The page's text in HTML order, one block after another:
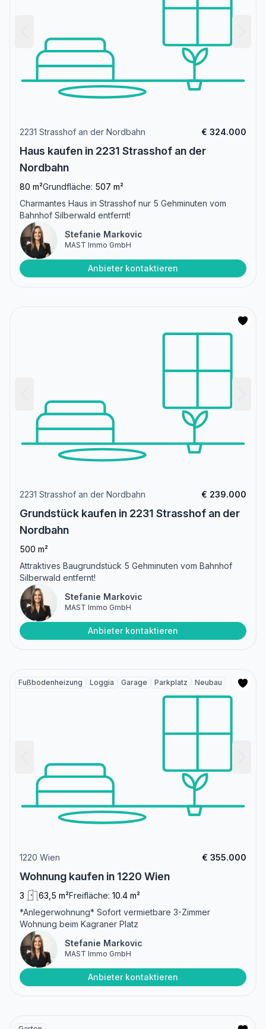
2231 Strasshof an der Nordbahn € 324.000
Haus kaufen in 2231 Strasshof an der
Nordbahn
80 m²Grundfläche: 507 m²
Charmantes Haus in Strasshof nur 5 Gehminuten vom
Bahnhof Silberwald entfernt!
Stefanie Markovic
MAST Immo GmbH
Anbieter kontaktieren
2231 Strasshof an der Nordbahn € 239.000
Grundstück kaufen in 2231 Strasshof an der
Nordbahn
500 m²
Attraktives Baugrundstück 5 Gehminuten vom Bahnhof
Silberwald entfernt!
Stefanie Markovic
MAST Immo GmbH
Anbieter kontaktieren
Fußbodenheizung Loggia Garage Parkplatz Neubau
1220 Wien € 355.000
Wohnung kaufen in 1220 Wien
3 63,5 m²Freifläche: 10.4 m²
*Anlegerwohnung* Sofort vermietbare 3-Zimmer
Wohnung beim Kagraner Platz
Stefanie Markovic
MAST Immo GmbH
Anbieter kontaktieren